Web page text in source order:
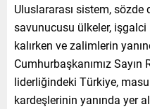
Uluslararası sistem, sözde
savunucusu ülkeler, işgalci
kalırken ve zalimlerin
Cumhurbaşkanımız Sayın
liderliğindeki Türkiye,
kardeşlerinin yanında yer